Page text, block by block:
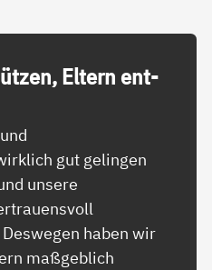
El­tern ent­
gut gelingen
unsere
haben wir
maßgeblich